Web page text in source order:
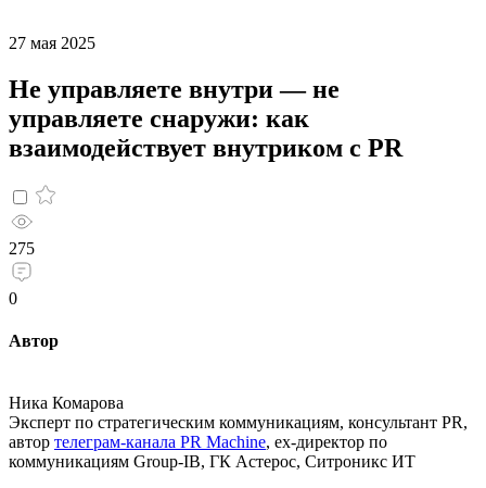
27 мая 2025
Не управляете внутри — не
управляете снаружи: как
взаимодействует внутриком с PR
275
0
Автор
Ника Комарова
Эксперт по стратегическим коммуникациям, консультант PR,
автор телеграм-канала PR Machine, ex-директор по
коммуникациям Group-IB, ГК Астерос, Ситроникс ИТ